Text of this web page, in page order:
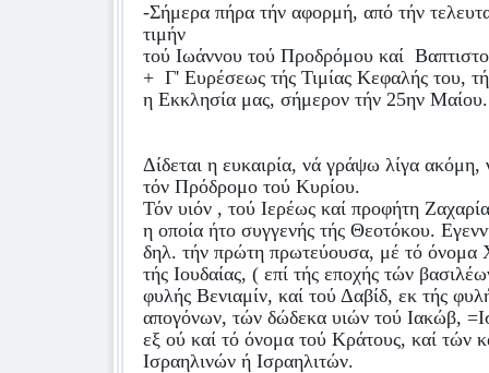
-Σήμερα πήρα τήν αφορμή, από τήν
τιμήν
τού Ιωάννου τού Προδρόμου καί
+ Γ' Ευρέσεως τής Τιμίας Κεφαλής του,
η Εκκλησία μας, σήμερον τήν 25ην
Δίδεται η ευκαιρία, νά γράψω λίγα ακόμη,
τόν Πρόδρομο τού Κυρίου.
Τόν υιόν , τού Ιερέως καί προφήτη
η οποία ήτο συγγενής τής Θεοτόκου.
δηλ. τήν πρώτη πρωτεύουσα, μέ τό όνομα
τής Ιουδαίας, ( επί τής εποχής τών
φυλής Βενιαμίν, καί τού Δαβίδ, εκ τής
απογόνων, τών δώδεκα υιών τού Ιακώβ,
εξ ού καί τό όνομα τού Κράτους, καί τών
Ισραηλινών ή Ισραηλιτών.